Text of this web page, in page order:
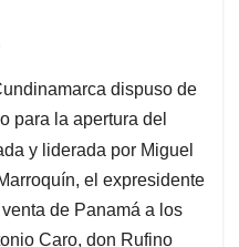
dispuso de
para la apertura del
y liderada por Miguel
el expresidente
de Panamá a los
Caro, don Rufino